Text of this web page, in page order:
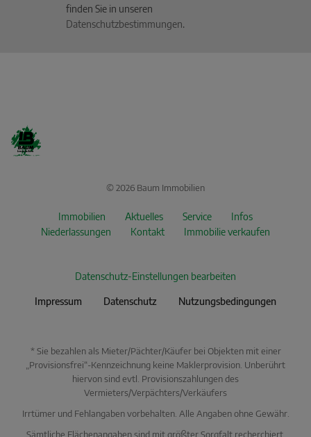
finden Sie in unseren
Datenschutzbestimmungen.
© 2026 Baum Immobilien
Immobilien Aktuelles Service
Infos
Niederlassungen
Kontakt Immobilie verkaufen
Datenschutz-Einstellungen bearbeiten
Impressum Datenschutz Nutzungsbedingungen
* Sie bezahlen als Mieter/Pächter/Käufer bei Objekten mit einer
„Provisionsfrei“-Kennzeichnung keine Maklerprovision. Unberührt
hiervon sind evtl. Provisionszahlungen des
Vermieters/Verpächters/Verkäufers
Irrtümer und Fehlangaben vorbehalten. Alle Angaben ohne Gewähr.
Sämtliche Flächenangaben sind mit größter Sorgfalt recherchiert,